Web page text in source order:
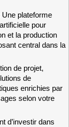
Une plateforme
pour
et la production
central dans la
de projet,
de
enrichies par
selon votre
d’investir dans